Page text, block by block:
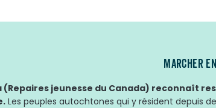
MARCHER
(Repaires jeunesse du Canada) reconnaît
Les peuples autochtones qui y résident depuis